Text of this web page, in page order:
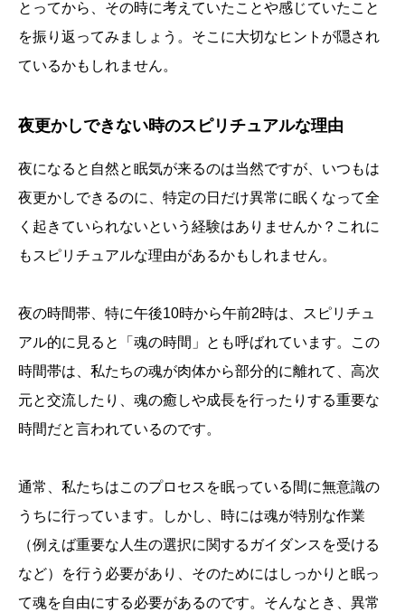
とってから、その時に考えていたことや感じていたこと
を振り返ってみましょう。そこに大切なヒントが隠され
ているかもしれません。
夜更かしできない時のスピリチュアルな理由
夜になると自然と眠気が来るのは当然ですが、いつもは
夜更かしできるのに、特定の日だけ異常に眠くなって全
く起きていられないという経験はありませんか？これに
もスピリチュアルな理由があるかもしれません。
夜の時間帯、特に午後10時から午前2時は、スピリチュ
アル的に見ると「魂の時間」とも呼ばれています。この
時間帯は、私たちの魂が肉体から部分的に離れて、高次
元と交流したり、魂の癒しや成長を行ったりする重要な
時間だと言われているのです。
通常、私たちはこのプロセスを眠っている間に無意識の
うちに行っています。しかし、時には魂が特別な作業
（例えば重要な人生の選択に関するガイダンスを受ける
など）を行う必要があり、そのためにはしっかりと眠っ
て魂を自由にする必要があるのです。そんなとき、異常